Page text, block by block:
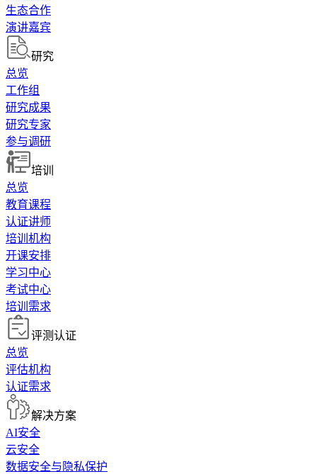
生态合作
演讲嘉宾
研究
总览
工作组
研究成果
研究专家
参与调研
培训
总览
教育课程
认证讲师
培训机构
开课安排
学习中心
考试中心
培训需求
评测认证
总览
评估机构
认证需求
解决方案
AI安全
云安全
数据安全与隐私保护